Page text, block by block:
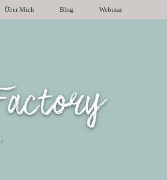
Über Mich Blog Webinar